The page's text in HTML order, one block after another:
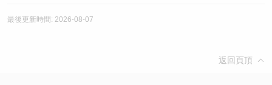
最後更新時間: 2026-08-07
返回頁頂